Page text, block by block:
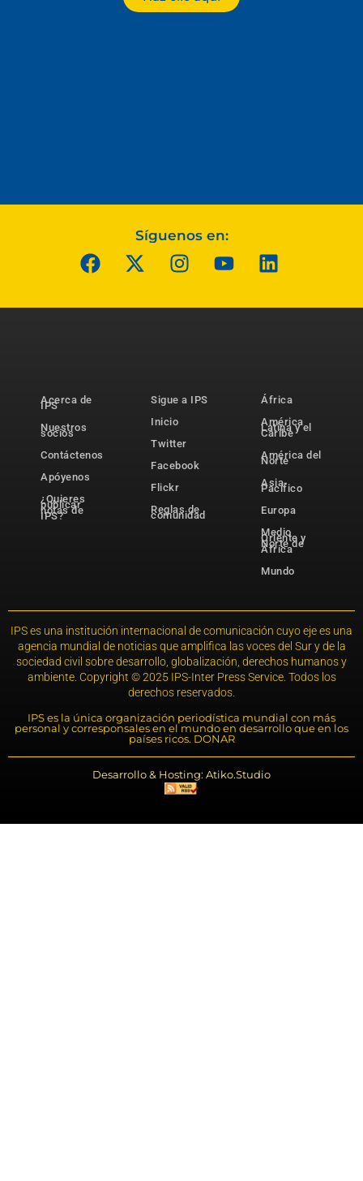
Síguenos en:
Acerca de
IPS
Nuestros
socios
Contáctenos
Apóyenos
¿Quieres
publicar
notas de
IPS?
Sigue a IPS
Inicio
Twitter
Facebook
Flickr
Reglas de
comunidad
África
América
Latina y el
Caribe
América del
Norte
Asia-
Pacífico
Europa
Medio
Oriente y
Norte de
África
Mundo
IPS es una institución internacional de comunicación cuyo eje es una
agencia mundial de noticias que amplifica las voces del Sur y de la
sociedad civil sobre desarrollo, globalización, derechos humanos y
ambiente. Copyright © 2025 IPS-Inter Press Service. Todos los
derechos reservados.
IPS es la única organización periodística mundial con más
personal y corresponsales en el mundo en desarrollo que en los
países ricos. DONAR
Desarrollo & Hosting: Atiko.Studio